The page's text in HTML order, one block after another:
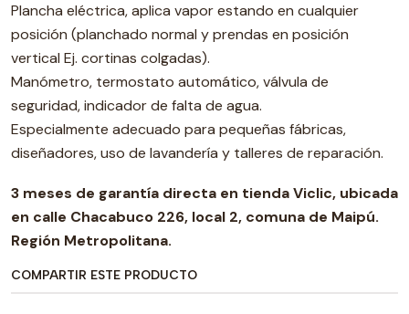
Plancha eléctrica, aplica vapor estando en cualquier
posición (planchado normal y prendas en posición
vertical Ej. cortinas colgadas).
Manómetro, termostato automático, válvula de
seguridad, indicador de falta de agua.
Especialmente adecuado para pequeñas fábricas,
diseñadores, uso de lavandería y talleres de reparación.
3 meses de garantía directa en tienda Viclic, ubicada
en calle Chacabuco 226, local 2, comuna de Maipú.
Región Metropolitana.
COMPARTIR ESTE PRODUCTO